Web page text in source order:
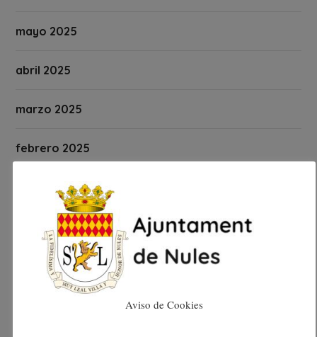
mayo 2025
abril 2025
marzo 2025
febrero 2025
enero 2025
diciembre 2024
noviembre 2024
Aviso de Cookies